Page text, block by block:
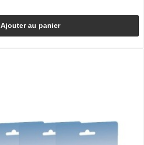
Ajouter au panier